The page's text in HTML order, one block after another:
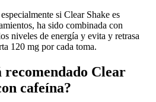
si Clear Shake es
ha sido combinada con
niveles de energía y evita y retrasa
120 mg por cada toma.
recomendado Clear
cafeína?